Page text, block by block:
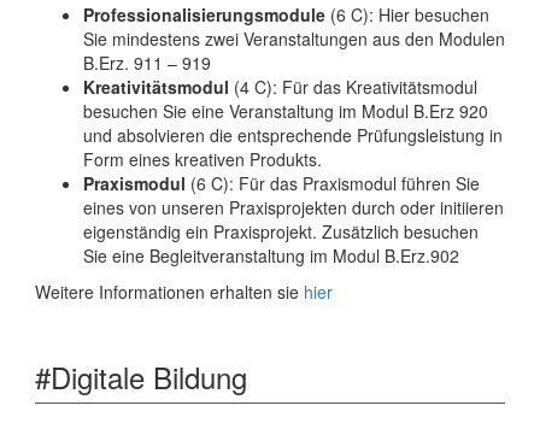
Professionalisierungsmodule (6 C): Hier besuchen
Sie mindestens zwei Veranstaltungen aus den Modulen
B.Erz. 911 – 919
Kreativitätsmodul (4 C): Für das Kreativitätsmodul
besuchen Sie eine Veranstaltung im Modul B.Erz 920
und absolvieren die entsprechende Prüfungsleistung in
Form eines kreativen Produkts.
Praxismodul (6 C): Für das Praxismodul führen Sie
eines von unseren Praxisprojekten durch oder initiieren
eigenständig ein Praxisprojekt. Zusätzlich besuchen
Sie eine Begleitveranstaltung im Modul B.Erz.902
Weitere Informationen erhalten sie hier
#Digitale Bildung